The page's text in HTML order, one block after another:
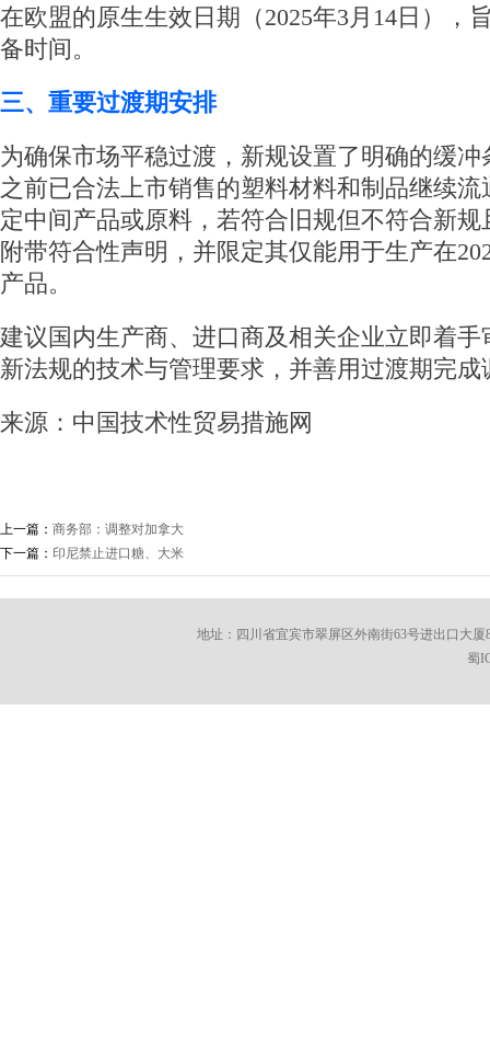
在欧盟的原生生效日期（2025年3月14日），
备时间。
三、重要过渡期安排
为确保市场平稳过渡，新规设置了明确的缓冲
之前已合法上市销售的塑料材料和制品继续
定中间产品或原料，若符合旧规但不符合新
附带符合性声明，并限定其仅能用于生产在
产品。
建议国内生产商、进口商及相关企业立即着
新法规的技术与管理要求，并善用过渡期完成
来源：中国技术性贸易措施网
上一篇： 商务部：调整对加拿大
下一篇： 印尼禁止进口糖、大米
地址：四川省宜宾市翠屏区外南街63号进出口大厦8
蜀